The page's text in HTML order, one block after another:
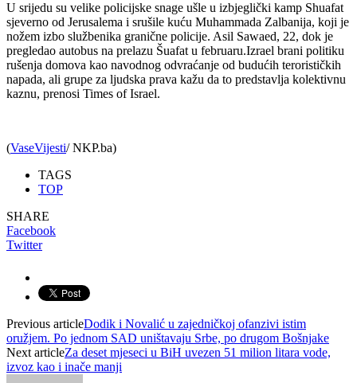
U srijedu su velike policijske snage ušle u izbjeglički kamp Shuafat
sjeverno od Jerusalema i srušile kuću Muhammada Zalbanija, koji je
nožem izbo službenika granične policije. Asil Sawaed, 22, dok je
pregledao autobus na prelazu Šuafat u februaru.Izrael brani politiku
rušenja domova kao navodnog odvraćanje od budućih terorističkih
napada, ali grupe za ljudska prava kažu da to predstavlja kolektivnu
kaznu, prenosi Times of Israel.
(VaseVijesti/ NKP.ba)
TAGS
TOP
SHARE
Facebook
Twitter
Previous articleDodik i Novalić u zajedničkoj ofanzivi istim
oružjem. Po jednom SAD uništavaju Srbe, po drugom Bošnjake
Next articleZa deset mjeseci u BiH uvezen 51 milion litara vode,
izvoz kao i inače manji